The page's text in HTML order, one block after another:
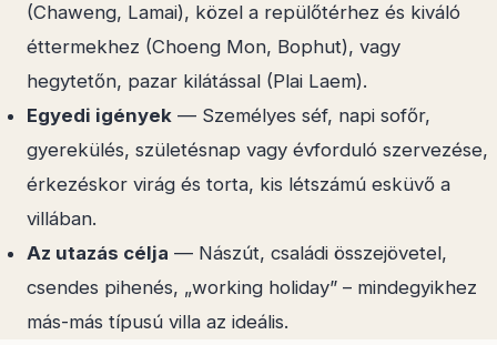
(Chaweng, Lamai), közel a repülőtérhez és kiváló
éttermekhez (Choeng Mon, Bophut), vagy
hegytetőn, pazar kilátással (Plai Laem).
Egyedi igények — Személyes séf, napi sofőr,
gyerekülés, születésnap vagy évforduló szervezése,
érkezéskor virág és torta, kis létszámú esküvő a
villában.
Az utazás célja — Nászút, családi összejövetel,
csendes pihenés, „working holiday” – mindegyikhez
más-más típusú villa az ideális.